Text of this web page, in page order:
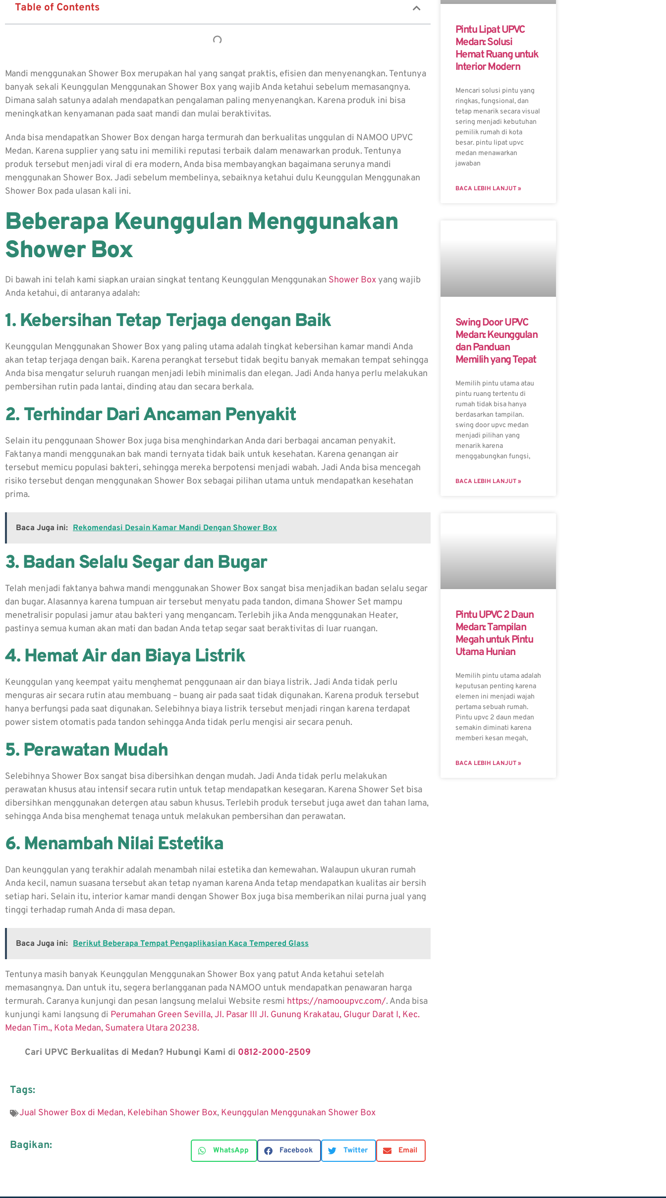
Table of Contents
Mandi menggunakan Shower Box merupakan hal yang sangat praktis, efisien dan menyenangkan. Tentunya
banyak sekali Keunggulan Menggunakan Shower Box yang wajib Anda ketahui sebelum memasangnya.
Dimana salah satunya adalah mendapatkan pengalaman paling menyenangkan. Karena produk ini bisa
meningkatkan kenyamanan pada saat mandi dan mulai beraktivitas.
Anda bisa mendapatkan Shower Box dengan harga termurah dan berkualitas unggulan di NAMOO UPVC
Medan. Karena supplier yang satu ini memiliki reputasi terbaik dalam menawarkan produk. Tentunya
produk tersebut menjadi viral di era modern, Anda bisa membayangkan bagaimana serunya mandi
menggunakan Shower Box. Jadi sebelum membelinya, sebaiknya ketahui dulu Keunggulan Menggunakan
Shower Box pada ulasan kali ini.
Beberapa Keunggulan Menggunakan
Shower Box
Di bawah ini telah kami siapkan uraian singkat tentang Keunggulan Menggunakan Shower Box yang wajib
Anda ketahui, di antaranya adalah:
1. Kebersihan Tetap Terjaga dengan Baik
Keunggulan Menggunakan Shower Box yang paling utama adalah tingkat kebersihan kamar mandi Anda
akan tetap terjaga dengan baik. Karena perangkat tersebut tidak begitu banyak memakan tempat sehingga
Anda bisa mengatur seluruh ruangan menjadi lebih minimalis dan elegan. Jadi Anda hanya perlu melakukan
pembersihan rutin pada lantai, dinding atau dan secara berkala.
2. Terhindar Dari Ancaman Penyakit
Selain itu penggunaan Shower Box juga bisa menghindarkan Anda dari berbagai ancaman penyakit.
Faktanya mandi menggunakan bak mandi ternyata tidak baik untuk kesehatan. Karena genangan air
tersebut memicu populasi bakteri, sehingga mereka berpotensi menjadi wabah. Jadi Anda bisa mencegah
risiko tersebut dengan menggunakan Shower Box sebagai pilihan utama untuk mendapatkan kesehatan
prima.
Baca Juga ini: Rekomendasi Desain Kamar Mandi Dengan Shower Box
3. Badan Selalu Segar dan Bugar
Telah menjadi faktanya bahwa mandi menggunakan Shower Box sangat bisa menjadikan badan selalu segar
dan bugar. Alasannya karena tumpuan air tersebut menyatu pada tandon, dimana Shower Set mampu
menetralisir populasi jamur atau bakteri yang mengancam. Terlebih jika Anda menggunakan Heater,
pastinya semua kuman akan mati dan badan Anda tetap segar saat beraktivitas di luar ruangan.
4. Hemat Air dan Biaya Listrik
Keunggulan yang keempat yaitu menghemat penggunaan air dan biaya listrik. Jadi Anda tidak perlu
menguras air secara rutin atau membuang – buang air pada saat tidak digunakan. Karena produk tersebut
hanya berfungsi pada saat digunakan. Selebihnya biaya listrik tersebut menjadi ringan karena terdapat
power sistem otomatis pada tandon sehingga Anda tidak perlu mengisi air secara penuh.
5. Perawatan Mudah
Selebihnya Shower Box sangat bisa dibersihkan dengan mudah. Jadi Anda tidak perlu melakukan
perawatan khusus atau intensif secara rutin untuk tetap mendapatkan kesegaran. Karena Shower Set bisa
dibersihkan menggunakan detergen atau sabun khusus. Terlebih produk tersebut juga awet dan tahan lama,
sehingga Anda bisa menghemat tenaga untuk melakukan pembersihan dan perawatan.
6. Menambah Nilai Estetika
Dan keunggulan yang terakhir adalah menambah nilai estetika dan kemewahan. Walaupun ukuran rumah
Anda kecil, namun suasana tersebut akan tetap nyaman karena Anda tetap mendapatkan kualitas air bersih
setiap hari. Selain itu, interior kamar mandi dengan Shower Box juga bisa memberikan nilai purna jual yang
tinggi terhadap rumah Anda di masa depan.
Baca Juga ini: Berikut Beberapa Tempat Pengaplikasian Kaca Tempered Glass
Tentunya masih banyak Keunggulan Menggunakan Shower Box yang patut Anda ketahui setelah
memasangnya. Dan untuk itu, segera berlangganan pada NAMOO untuk mendapatkan penawaran harga
termurah. Caranya kunjungi dan pesan langsung melalui Website resmi https://namooupvc.com/. Anda bisa
kunjungi kami langsung di Perumahan Green Sevilla, Jl. Pasar III Jl. Gunung Krakatau, Glugur Darat I, Kec.
Medan Tim., Kota Medan, Sumatera Utara 20238.
Cari UPVC Berkualitas di Medan? Hubungi Kami di 0812-2000-2509
Tags:
Jual Shower Box di Medan, Kelebihan Shower Box, Keunggulan Menggunakan Shower Box
Bagikan: WhatsApp Facebook Twitter Email
Pintu Lipat UPVC
Medan: Solusi
Hemat Ruang untuk
Interior Modern
Mencari solusi pintu yang
ringkas, fungsional, dan
tetap menarik secara visual
sering menjadi kebutuhan
pemilik rumah di kota
besar. pintu lipat upvc
medan menawarkan
jawaban
BACA LEBIH LANJUT »
Swing Door UPVC
Medan: Keunggulan
dan Panduan
Memilih yang Tepat
Memilih pintu utama atau
pintu ruang tertentu di
rumah tidak bisa hanya
berdasarkan tampilan.
swing door upvc medan
menjadi pilihan yang
menarik karena
menggabungkan fungsi,
BACA LEBIH LANJUT »
Pintu UPVC 2 Daun
Medan: Tampilan
Megah untuk Pintu
Utama Hunian
Memilih pintu utama adalah
keputusan penting karena
elemen ini menjadi wajah
pertama sebuah rumah.
Pintu upvc 2 daun medan
semakin diminati karena
memberi kesan megah,
BACA LEBIH LANJUT »